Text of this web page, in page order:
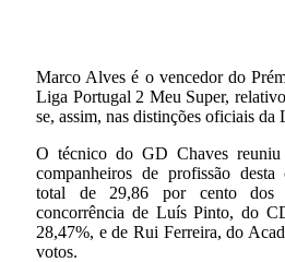
Marco Alves é o vencedor do
Liga Portugal 2 Meu Super,
se, assim, nas distinções oficiais da
O técnico do GD Chaves reuniu
companheiros de profissão desta
total de 29,86 por cento dos
concorrência de Luís Pinto, do
28,47%, e de Rui Ferreira, do
votos.